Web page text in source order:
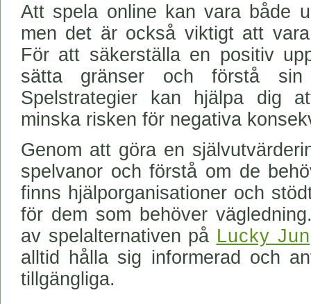
Att spela online kan vara både
men det är också viktigt att
För att säkerställa en positiv
sätta gränser och förstå sin
Spelstrategier kan hjälpa dig
minska risken för negativa
Genom att göra en
spelvanor och förstå om de
finns hjälporganisationer och
för dem som behöver
av spelalternativen på Lucky
alltid hålla sig informerad och
tillgängliga.